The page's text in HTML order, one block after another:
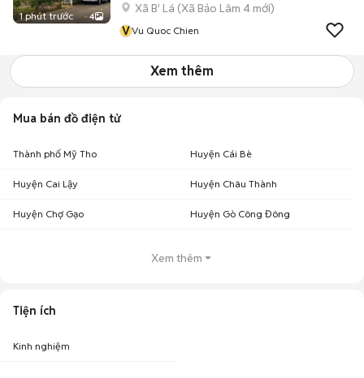
1 phút trước 4
Xã B' Lá (Xã Bảo Lâm 4 mới)
VVu Quoc Chien
Xem thêm
Mua bán đồ điện tử
Thành phố Mỹ Tho Huyện Cái Bè
Huyện Cai Lậy Huyện Châu Thành
Huyện Chợ Gạo Huyện Gò Công Đông
Xem thêm
Tiện ích
Kinh nghiệm